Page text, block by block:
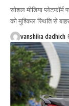
सोशल मीडिया प्लेटफॉर्म
को मुश्किल स्थिति से
vanshika dadhich